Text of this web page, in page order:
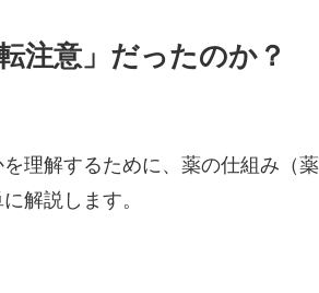
注意」だったのか？
理解するために、薬の仕組み（
解説します。